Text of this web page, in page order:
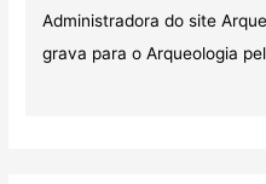
Administradora do site
grava para o Arqueologia